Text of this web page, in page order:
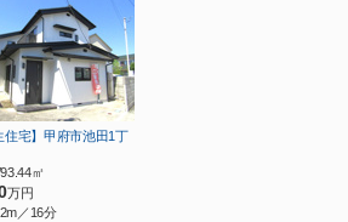
住宅】甲府市池田1丁
㎡
万円
／16分